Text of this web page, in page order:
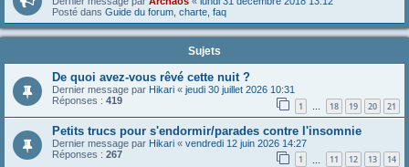
Posté dans Guide du forum, charte, faq
Sujets
De quoi avez-vous rêvé cette nuit ?
Dernier message par Hikari « jeudi 30 juillet 2026 10:31
Réponses : 419 1 … 18 19 20 21
Petits trucs pour s'endormir/parades contre l'insomnie
Dernier message par Hikari « vendredi 12 juin 2026 14:27
Réponses : 267 1 11 12 13 14